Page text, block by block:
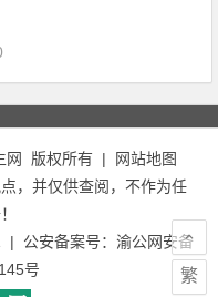
网 版权所有 |
网站地图
，并仅供查阅，不作为任
| 公安备案号： 渝公网安备
号
繁